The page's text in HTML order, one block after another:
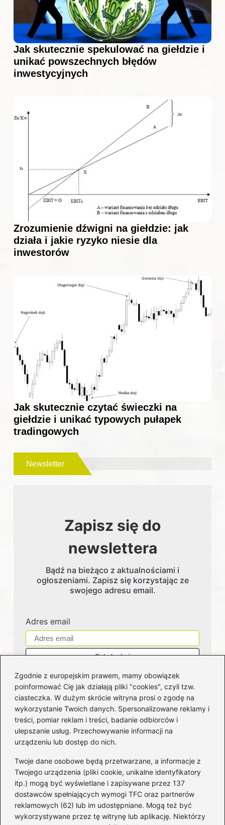
Zgodnie z europejskim prawem, mamy obowiązek
poinformować Cię jak działają pliki "cookies", czyli tzw.
ciasteczka. W dużym skrócie witryna prosi o zgodę na
wykorzystanie Twoich danych. Spersonalizowane reklamy i
treści, pomiar reklam i treści, badanie odbiorców i
ulepszanie usług. Przechowywanie informacji na
urządzeniu lub dostęp do nich.
Twoje dane osobowe będą przetwarzane, a informacje z
Twojego urządzenia (pliki cookie, unikalne identyfikatory
itp.) mogą być wyświetlane i zapisywane przez 137
dostawców spełniających wymogi TFC oraz partnerów
reklamowych (62) lub im udostępniane. Mogą też być
wykorzystywane przez tę witrynę lub aplikację. Niektórzy
Jak skutecznie spekulować na giełdzie i
unikać powszechnych błędów
inwestycyjnych
Zrozumienie dźwigni na giełdzie: jak
działa i jakie ryzyko niesie dla
inwestorów
Jak skutecznie czytać świeczki na
giełdzie i unikać typowych pułapek
tradingowych
Newsletter
Zapisz się do
newslettera
Bądź na bieżąco z aktualnościami i
ogłoszeniami. Zapisz się korzystając ze
swojego adresu email.
Adres email
Kategorie
Bankowość (181)
Fundusze
(36)
Giełda(28)
Inwestycje(49)
Rentowność(32)
Rozliczenia(196)